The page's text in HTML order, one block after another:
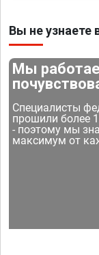
Вы не узнаете
Мы
Специалисты
прошили более
- поэтому мы
максимум от